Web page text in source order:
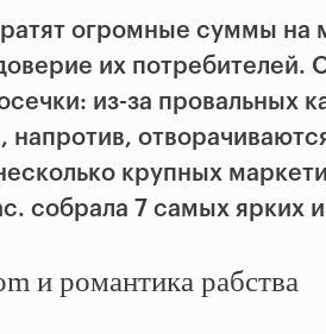
огромные суммы на
их потребителей.
из-за провальных
напротив,
крупных
собрала 7 самых ярких
и романтика рабства